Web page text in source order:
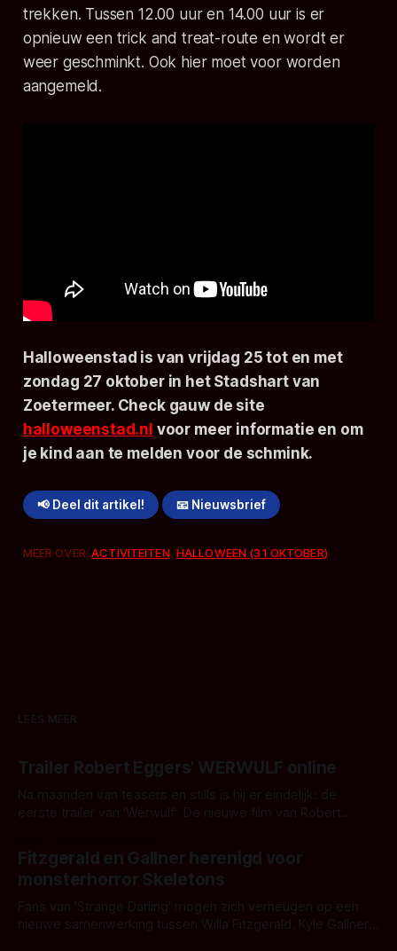
trekken. Tussen 12.00 uur en 14.00 uur is er
opnieuw een trick and treat-route en wordt er
weer geschminkt. Ook hier moet voor worden
aangemeld.
Halloweenstad is van vrijdag 25 tot en met
zondag 27 oktober in het Stadshart van
Zoetermeer. Check gauw de site
halloweenstad.nl voor meer informatie en om
je kind aan te melden voor de schmink.
📢 Deel dit artikel! 📧 Nieuwsbrief
MEER OVER:ACTIVITEITEN, HALLOWEEN (31 OKTOBER)
LEES MEER
Trailer Robert Eggers' WERWULF online
Na maanden van teasers en stills is hij er eindelijk: de
eerste trailer van 'Werwulf'. De nieuwe film van Robert
kille stijl vol folklore en mythe. Het topic deze keer is (kon
het het al raden?)... de weerwolf. Kijk je mee?
Fitzgerald en Gallner herenigd voor
monsterhorror Skeletons
Fans van 'Strange Darling' mogen zich verheugen op een
nieuwe samenwerking tussen Willa Fitzgerald, Kyle Gallner